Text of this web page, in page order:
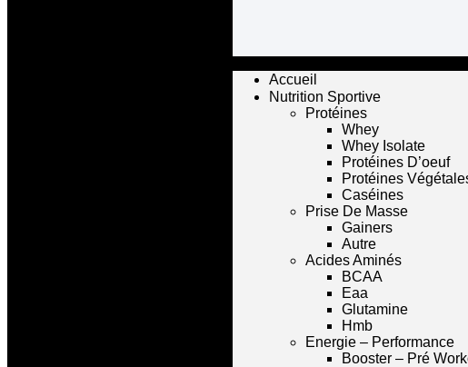
Accueil
Nutrition Sportive
Protéines
Whey
Whey Isolate
Protéines D’oeuf
Protéines
Caséines
Prise De Masse
Gainers
Autre
Acides Aminés
BCAA
Eaa
Glutamine
Hmb
Energie – Performance
Booster – Pré